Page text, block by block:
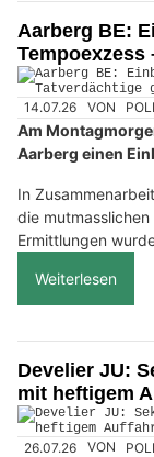
Aarberg BE:
Tempoexzess
14.07.26 VON
Am
Aarberg einen
In
die
Ermittlungen
Weiterlesen
Develier JU:
mit heftigem
26.07.26 VON